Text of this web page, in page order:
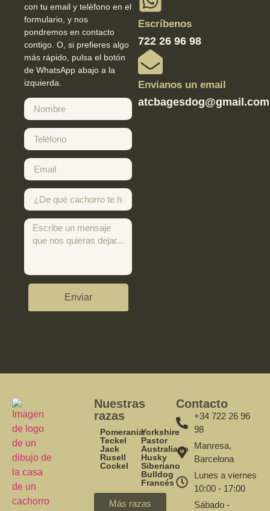
con tu email y teléfono en el
formulario, y nos
pondremos en contacto
contigo. O, si prefieres algo
más rápido, pulsa el botón
de WhatsApp abajo a la
izquierda.
Enviar
Escríbenos
722 26 96 98
Envianos un email
atcbagesdog@gmail.com
Nuestras
razas
Pomerania
Teckel
Jack
Rusell
Cockel
Yorkshire
Pastor
Australiano
Husky
Siberiano
Bulldog
Francés
Más razas
Contacto
+34 722 26 96
98
Manresa,
Barcelona
Lunes a viernes
10:00 - 17:00
Sábado -